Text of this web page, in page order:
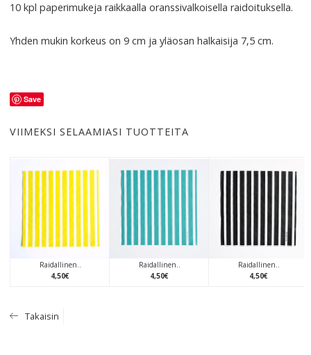
10 kpl paperimukeja raikkaalla oranssivalkoisella raidoituksella.
Yhden mukin korkeus on 9 cm ja yläosan halkaisija 7,5 cm.
Save
VIIMEKSI SELAAMIASI TUOTTEITA
Raidallinen..
4,50€
Raidallinen..
4,50€
Raidallinen..
4,50€
Takaisin